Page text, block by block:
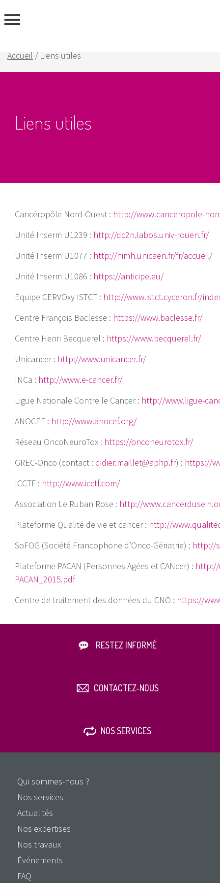
Accueil / Liens utiles
Liens utiles
Cancéropôle Nord-Ouest : http://www.canceropole-
Unité Inserm U1239 : http://dc2n.labos.univ-rouen.fr/
Unité Inserm U1077 : http://nimh.unicaen.fr/fr/accueil/
Unité Inserm U1086 : https://anticipe.eu/
Equipe CERVOxy ISTCT : http://www.istct.cyceron.fr/
Centre François Baclesse : https://www.baclesse.fr/
Centre Henri Becquerel : https://www.becquerel.fr/
Unicancer : http://www.unicancer.fr/
INCa : http://www.e-cancer.fr/
Ligue Nationale Contre le Cancer : http://www.ligue-
ANOCEF : http://www.anocef.org/
Réseau OncoNeuroTox : https://onconeurotox.fr/
GREC-Onco (contact : didier.maillet@aphp.fr) : https://
ICCTF : http://www.icctf.com/
Association Le Ruban Rose : http://
Plateforme Qualité de vie et cancer : http://
SoFOG (Société Francophone d’Onco-Gériatrie) : http://
Plateforme PACAN (Personnes Agées et CANcer) : http://
PACAN_2015.pdf
Centre de traitement des données du CNO : https://
RESTEZ INFORMÉ
CONTACTEZ-NOUS
NOS SERVICES
Qui sommes-nous ?
Nos services
Actualités
Nos expertises
Nos travaux
Événements
FAQ